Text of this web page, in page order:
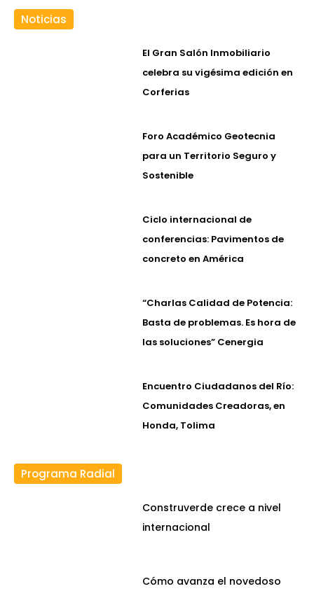
Noticias
El Gran Salón Inmobiliario
celebra su vigésima edición en
Corferias
Foro Académico Geotecnia
para un Territorio Seguro y
Sostenible
Ciclo internacional de
conferencias: Pavimentos de
concreto en América
“Charlas Calidad de Potencia:
Basta de problemas. Es hora de
las soluciones” Cenergia
Encuentro Ciudadanos del Río:
Comunidades Creadoras, en
Honda, Tolima
Programa Radial
Construverde crece a nivel
internacional
Cómo avanza el novedoso